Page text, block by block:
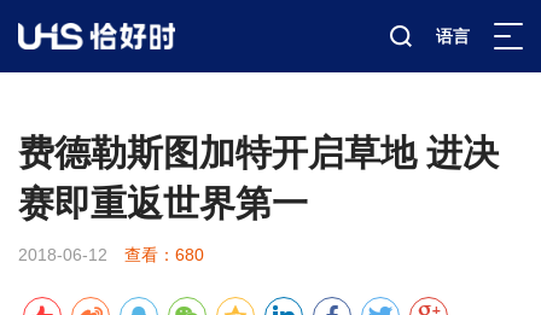
语言
> 新闻资讯 > 赛事报道
费德勒斯图加特开启草地 进决
赛即重返世界第一
2018-06-12 查看：680